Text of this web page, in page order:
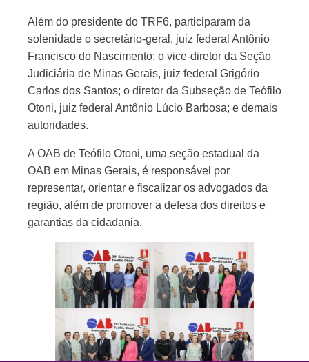
Além do presidente do TRF6, participaram da
solenidade o secretário-geral, juiz federal Antônio
Francisco do Nascimento; o vice-diretor da Seção
Judiciária de Minas Gerais, juiz federal Grigório
Carlos dos Santos; o diretor da Subseção de Teófilo
Otoni, juiz federal Antônio Lúcio Barbosa; e demais
autoridades.
A OAB de Teófilo Otoni, uma seção estadual da
OAB em Minas Gerais, é responsável por
representar, orientar e fiscalizar os advogados da
região, além de promover a defesa dos direitos e
garantias da cidadania.